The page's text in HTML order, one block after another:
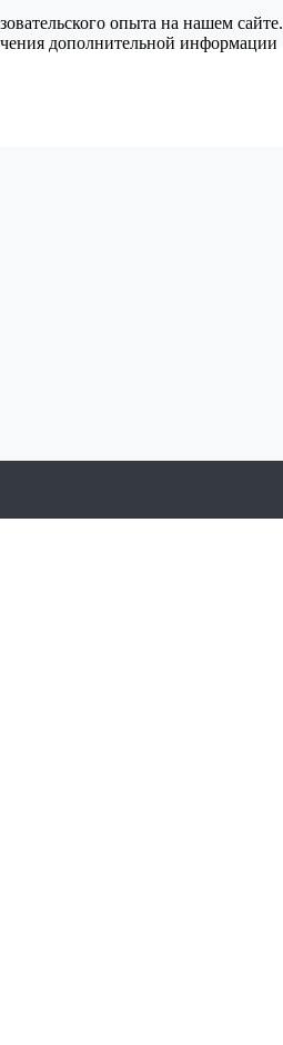
опыта на нашем сайте.
дополнительной информации